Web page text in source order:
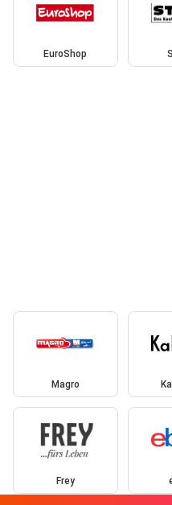
EuroShop
Magro
Frey